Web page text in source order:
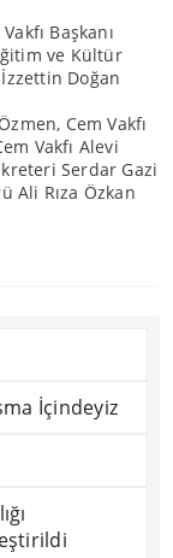
Başkanı
ve Kültür
İzzettin Doğan
Cem Vakfı
Vakfı Alevi
Serdar Gazi
Ali Rıza Özkan
İçindeyiz